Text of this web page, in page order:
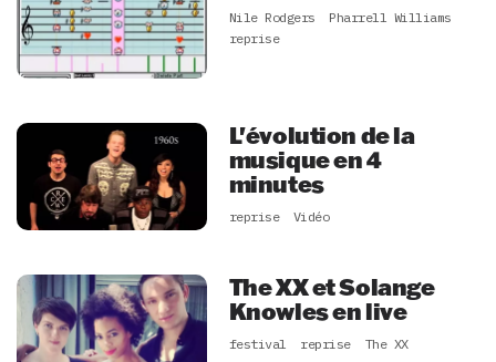
Nile Rodgers
Pharrell Williams
reprise
L'évolution de la
musique en 4
minutes
reprise Vidéo
The XX et Solange
Knowles en live
festival reprise The XX